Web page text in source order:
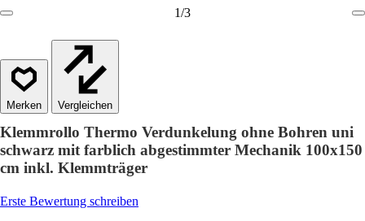
1/3
Vergleichen
Klemmrollo Thermo Verdunkelung ohne Bohren uni
schwarz mit farblich abgestimmter Mechanik 100x150
cm inkl. Klemmträger
Erste Bewertung schreiben